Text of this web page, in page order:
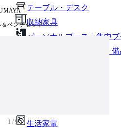
テーブル・デスク
収納家具
パーソナルブース・集中
オフィスアクセサリー・
生活家電
ベンチセット
1 / 9